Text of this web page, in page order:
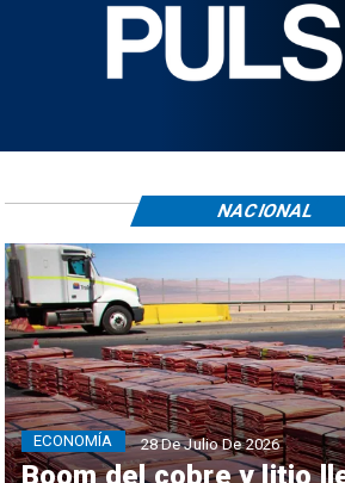
Boom del cobre y litio
ECONOMÍA 28 De Julio De 2026
NACIONAL